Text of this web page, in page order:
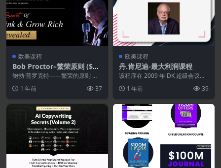
欧美课程
Bob Proctor–繁荣原则 ($1,
995.00)
鲍勃·普罗克特——繁荣的原则 亲
考致富》已...
1 年前 37
欧美课程
丹.肯尼迪-最大利润课程
该程序在 2009 年 DK 超级会议上
1 年前 39